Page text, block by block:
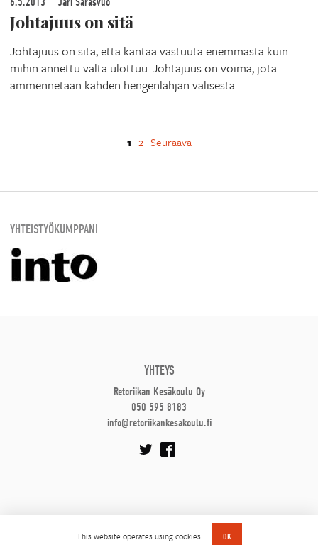
This website operates using cookies. OK
Johtajuus on sitä
Johtajuus on sitä, että kantaa vastuuta enemmästä kuin
mihin annettu valta ulottuu. Johtajuus on voima, jota
ammennetaan kahden hengenlahjan välisestä…
1 2 Seuraava
YHTEISTYÖKUMPPANI
YHTEYS
Retoriikan Kesäkoulu Oy
050 595 8183
info@retoriikankesakoulu.fi